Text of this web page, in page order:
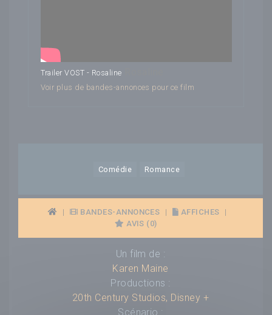
Trailer VOST - Rosaline
Voir plus de bandes-annonces pour ce film
Comédie Romance
| BANDES-ANNONCES | AFFICHES
|
AVIS (0)
Un film de :
Karen Maine
Productions :
20th Century Studios, Disney +
Scénario :